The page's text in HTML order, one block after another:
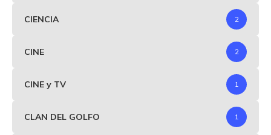
CIENCIA 2
CINE 2
CINE y TV 1
CLAN DEL GOLFO 1